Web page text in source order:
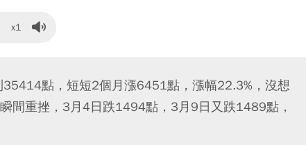
x1
點，短短2個月漲6451點，漲幅22.3%，沒想
間重挫，3月4日跌1494點，3月9日又跌1489點，